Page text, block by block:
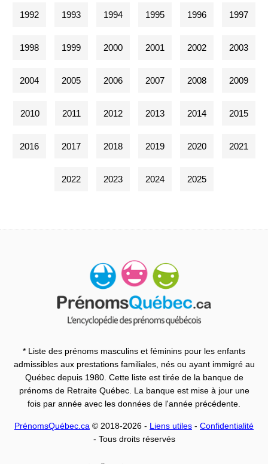
1992 1993 1994 1995 1996 1997
1998 1999 2000 2001 2002 2003
2004 2005 2006 2007 2008 2009
2010 2011 2012 2013 2014 2015
2016 2017 2018 2019 2020 2021
2022 2023 2024 2025
* Liste des prénoms masculins et féminins pour les enfants
admissibles aux prestations familiales, nés ou ayant immigré au
Québec depuis 1980. Cette liste est tirée de la banque de
prénoms de Retraite Québec. La banque est mise à jour une
fois par année avec les données de l'année précédente.
PrénomsQuébec.ca © 2018-2026 - Liens utiles - Confidentialité
- Tous droits réservés